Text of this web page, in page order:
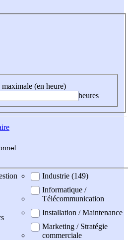
(en heure)
heures
Industrie (149)
Informatique /
Télécommunication
Installation / Maintenance
Marketing / Stratégie
commerciale